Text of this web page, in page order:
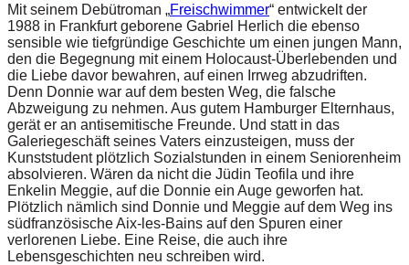
Mit seinem Debütroman „Freischwimmer“ entwickelt der
1988 in Frankfurt geborene Gabriel Herlich die ebenso
sensible wie tiefgründige Geschichte um einen jungen Mann,
den die Begegnung mit einem Holocaust-Überlebenden und
die Liebe davor bewahren, auf einen Irrweg abzudriften.
Denn Donnie war auf dem besten Weg, die falsche
Abzweigung zu nehmen. Aus gutem Hamburger Elternhaus,
gerät er an antisemitische Freunde. Und statt in das
Galeriegeschäft seines Vaters einzusteigen, muss der
Kunststudent plötzlich Sozialstunden in einem Seniorenheim
absolvieren. Wären da nicht die Jüdin Teofila und ihre
Enkelin Meggie, auf die Donnie ein Auge geworfen hat.
Plötzlich nämlich sind Donnie und Meggie auf dem Weg ins
südfranzösische Aix-les-Bains auf den Spuren einer
verlorenen Liebe. Eine Reise, die auch ihre
Lebensgeschichten neu schreiben wird.